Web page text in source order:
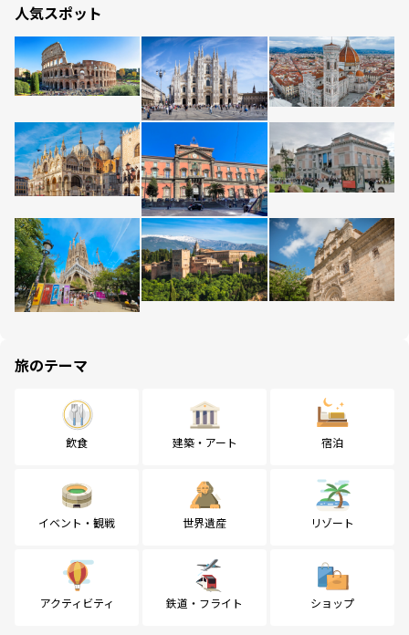
人気スポット
旅のテーマ
飲食 建築・アート 宿泊
イベント・観戦 世界遺産 リゾート
アクティビティ 鉄道・フライト ショップ